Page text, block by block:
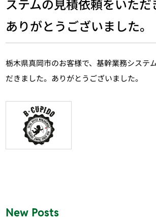
ステムの見積依頼をいただ
ありがとうございました。
栃木県真岡市のお客様で、基幹業務システ
だきました。ありがとうございました。
New Posts